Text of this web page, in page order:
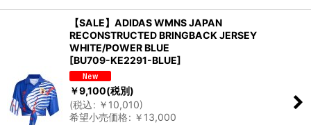
【SALE】ADIDAS WMNS JAPAN
RECONSTRUCTED BRINGBACK JERSEY
WHITE/POWER BLUE
[BU709-KE2291-BLUE]
￥9,100(税別)
(税込: ￥ 10,010)
希望小売価格: ￥ 13,000